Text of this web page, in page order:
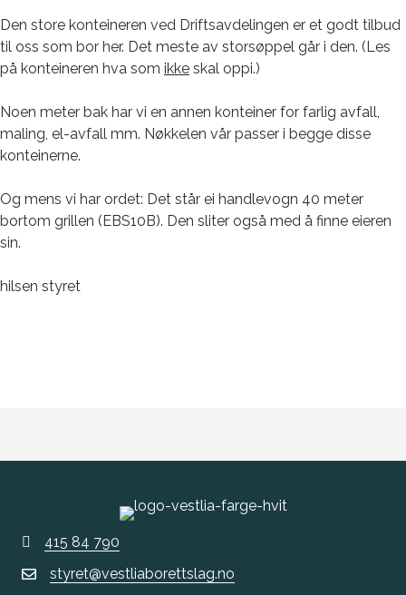
Den store konteineren ved Driftsavdelingen er et godt tilbud
til oss som bor her. Det meste av storsøppel går i den. (Les
på konteineren hva som ikke skal oppi.)
Noen meter bak har vi en annen konteiner for farlig avfall,
maling, el-avfall mm. Nøkkelen vår passer i begge disse
konteinerne.
Og mens vi har ordet: Det står ei handlevogn 40 meter
bortom grillen (EBS10B). Den sliter også med å finne eieren
sin.
hilsen styret
415 84 790
styret@vestliaborettslag.no